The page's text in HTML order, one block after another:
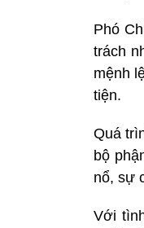
Phó
trách
mệnh
tiện.
Quá
bộ
nổ, sự
Với